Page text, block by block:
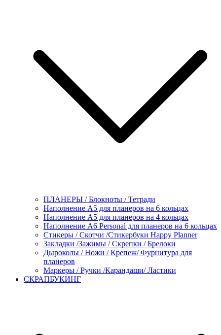
ПЛАНЕРЫ / Блокноты / Тетради
Наполнение А5 для планеров на 6 кольцах
Наполнение А5 для планеров на 4 кольцах
Наполнение А6 Personal для планеров на 6 кольцах
Стикеры / Скотчи /Стикербуки Happy Planner
Закладки /Зажимы / Скрепки / Брелоки
Дыроколы / Ножи / Крепеж/ Фурнитура для
планеров
Маркеры / Ручки /Карандаши/ Ластики
СКРАПБУКИНГ